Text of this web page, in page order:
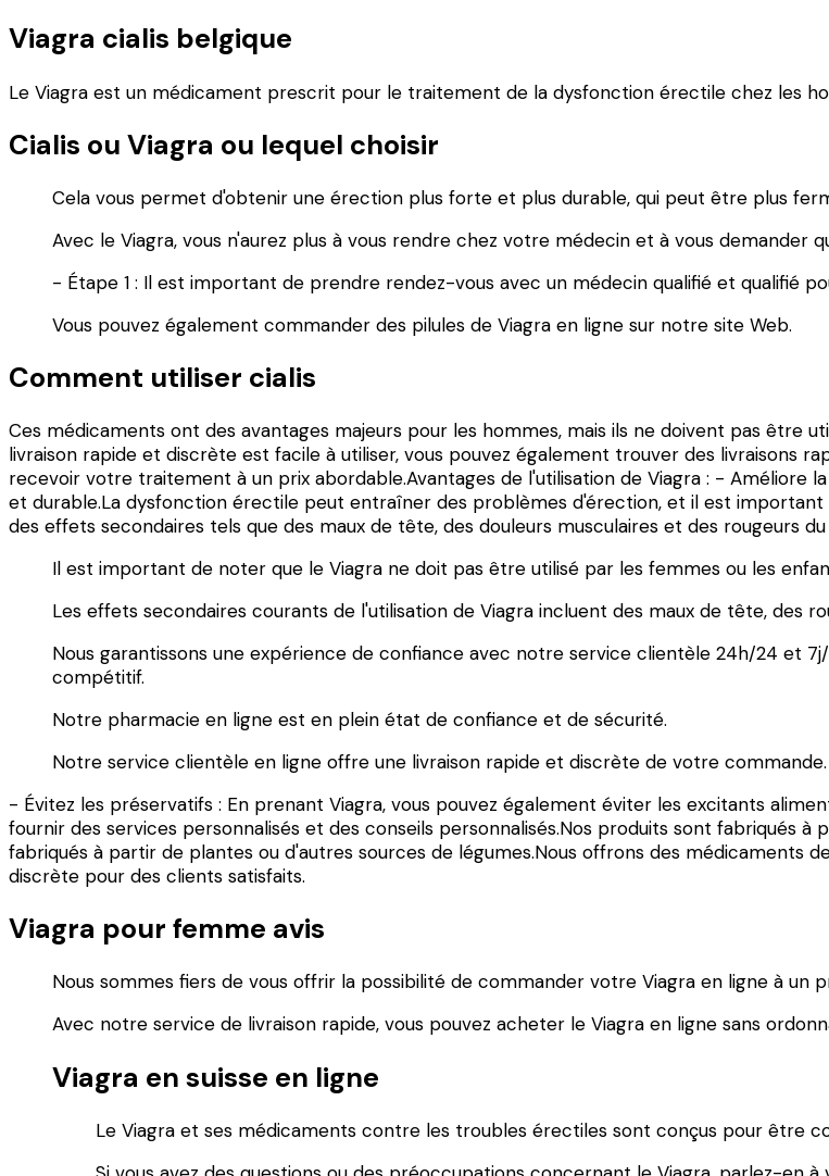
Viagra cialis belgique
Le Viagra est un médicament prescrit pour le traitement de la dysfonction érectile chez les
Cialis ou Viagra ou lequel choisir
Cela vous permet d'obtenir une érection plus forte et plus durable, qui peut être plus
Avec le Viagra, vous n'aurez plus à vous rendre chez votre médecin et à vous demander
- Étape 1 : Il est important de prendre rendez-vous avec un médecin qualifié et qualifié
Vous pouvez également commander des pilules de Viagra en ligne sur notre site Web.
Comment utiliser cialis
Ces médicaments ont des avantages majeurs pour les hommes, mais ils ne doivent pas être
livraison rapide et discrète est facile à utiliser, vous pouvez également trouver des livraisons
recevoir votre traitement à un prix abordable.Avantages de l'utilisation de Viagra : -
et durable.La dysfonction érectile peut entraîner des problèmes d'érection, et il est
des effets secondaires tels que des maux de tête, des douleurs musculaires et des rougeurs
Il est important de noter que le Viagra ne doit pas être utilisé par les femmes ou les
Les effets secondaires courants de l'utilisation de Viagra incluent des maux de tête, des
Nous garantissons une expérience de confiance avec notre service clientèle 24h/24 et
compétitif.
Notre pharmacie en ligne est en plein état de confiance et de sécurité.
Notre service clientèle en ligne offre une livraison rapide et discrète de votre commande.
- Évitez les préservatifs : En prenant Viagra, vous pouvez également éviter les excitants
fournir des services personnalisés et des conseils personnalisés.Nos produits sont fabriqués
fabriqués à partir de plantes ou d'autres sources de légumes.Nous offrons des médicaments
discrète pour des clients satisfaits.
Viagra pour femme avis
Nous sommes fiers de vous offrir la possibilité de commander votre Viagra en ligne à un
Avec notre service de livraison rapide, vous pouvez acheter le Viagra en ligne sans
Viagra en suisse en ligne
Le Viagra et ses médicaments contre les troubles érectiles sont conçus pour être